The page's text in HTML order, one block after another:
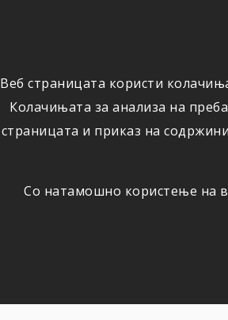
Веб страницата користи
Колачињата за анализа на
страницата и приказ на
Со натамошно користење на
ОСИГУРУВАЊЕ ШТЕТИ